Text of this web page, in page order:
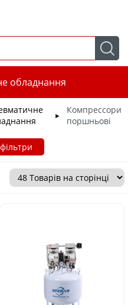
обладнання
►
Компрессори
поршньові